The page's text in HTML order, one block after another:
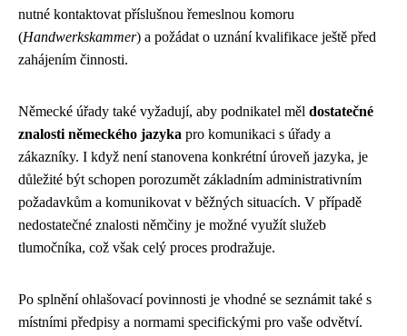
nutné kontaktovat příslušnou řemeslnou komoru
(Handwerkskammer) a požádat o uznání kvalifikace ještě před
zahájením činnosti.
Německé úřady také vyžadují, aby podnikatel měl dostatečné
znalosti německého jazyka pro komunikaci s úřady a
zákazníky. I když není stanovena konkrétní úroveň jazyka, je
důležité být schopen porozumět základním administrativním
požadavkům a komunikovat v běžných situacích. V případě
nedostatečné znalosti němčiny je možné využít služeb
tlumočníka, což však celý proces prodražuje.
Po splnění ohlašovací povinnosti je vhodné se seznámit také s
místními předpisy a normami specifickými pro vaše odvětví.